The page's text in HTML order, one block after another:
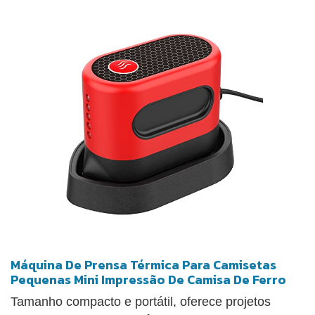
muito pequenas e fáceis de transportar. Vem com
uma garrafa de spray de água e uma pequena
bolsa de lona. Você pode empacotar todas as
pequenas ferramentas de que precisar e usar
adesivos que vêm com o pacote para projetar sua
bolsa de lona também. Esta mini prensa térmica é
muito adequada para entusiastas de artesanato,
estudantes e donas de casa. É um ótimo presente
para seus amigos, familiares que amam DIY ou
apenas um amador.
Máquina De Prensa Térmica Para Camisetas
Pequenas Mini Impressão De Camisa De Ferro
Tamanho compacto e portátil, oferece projetos